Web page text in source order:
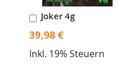
Joker 4g
39,98 €
Inkl. 19% Steuern
In
den
Warenkorb